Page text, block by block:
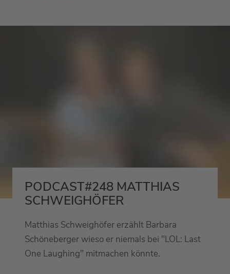
PODCAST#248 MATTHIAS
SCHWEIGHÖFER
Matthias Schweighöfer erzählt Barbara
Schöneberger wieso er niemals bei "LOL: Last
One Laughing" mitmachen könnte.